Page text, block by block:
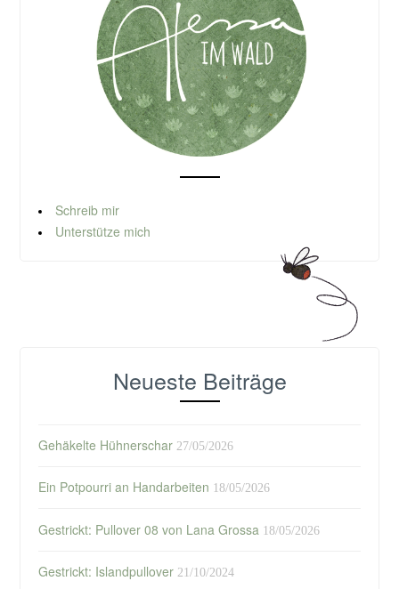
Schreib mir
Unterstütze mich
Neueste Beiträge
Gehäkelte Hühnerschar 27/05/2026
Ein Potpourri an Handarbeiten 18/05/2026
Gestrickt: Pullover 08 von Lana Grossa 18/05/2026
Gestrickt: Islandpullover 21/10/2024